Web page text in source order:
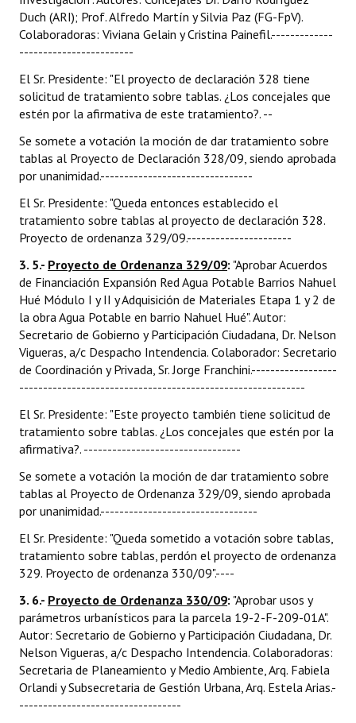
Duch (ARI); Prof. Alfredo Martín y Silvia Paz (FG-FpV).
Colaboradoras: Viviana Gelain y Cristina Painefil.-------------
------------------------
El Sr. Presidente: "El proyecto de declaración 328 tiene
solicitud de tratamiento sobre tablas. ¿Los concejales que
estén por la afirmativa de este tratamiento?. --
Se somete a votación la moción de dar tratamiento sobre
tablas al Proyecto de Declaración 328/09, siendo aprobada
por unanimidad.--------------------------------
El Sr. Presidente: "Queda entonces establecido el
tratamiento sobre tablas al proyecto de declaración 328.
Proyecto de ordenanza 329/09.----------------------
3. 5.- Proyecto de Ordenanza 329/09: "Aprobar Acuerdos
de Financiación Expansión Red Agua Potable Barrios Nahuel
Hué Módulo I y II y Adquisición de Materiales Etapa 1 y 2 de
la obra Agua Potable en barrio Nahuel Hué". Autor:
Secretario de Gobierno y Participación Ciudadana, Dr. Nelson
Vigueras, a/c Despacho Intendencia. Colaborador: Secretario
de Coordinación y Privada, Sr. Jorge Franchini.------------------
------------------------------------------------------------
El Sr. Presidente: "Este proyecto también tiene solicitud de
tratamiento sobre tablas. ¿Los concejales que estén por la
afirmativa?. ---------------------------------
Se somete a votación la moción de dar tratamiento sobre
tablas al Proyecto de Ordenanza 329/09, siendo aprobada
por unanimidad.---------------------------------
El Sr. Presidente: "Queda sometido a votación sobre tablas,
tratamiento sobre tablas, perdón el proyecto de ordenanza
329. Proyecto de ordenanza 330/09".----
3. 6.- Proyecto de Ordenanza 330/09: "Aprobar usos y
parámetros urbanísticos para la parcela 19-2-F-209-01A".
Autor: Secretario de Gobierno y Participación Ciudadana, Dr.
Nelson Vigueras, a/c Despacho Intendencia. Colaboradoras:
Secretaria de Planeamiento y Medio Ambiente, Arq. Fabiela
Orlandi y Subsecretaria de Gestión Urbana, Arq. Estela Arias.-
----------------------------------